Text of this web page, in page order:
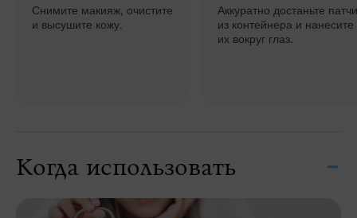
Снимите макияж, очистите
и высушите кожу.
Аккуратно достаньте
из контейнера и нанесите
их вокруг глаз.
Когда использовать